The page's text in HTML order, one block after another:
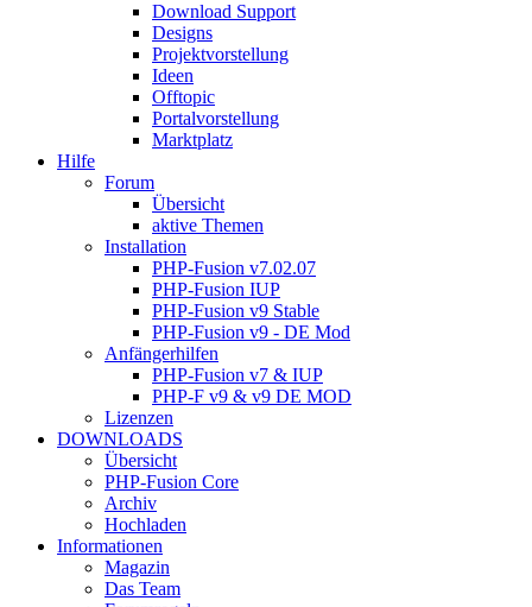
Download Support
Designs
Projektvorstellung
Ideen
Offtopic
Portalvorstellung
Marktplatz
Hilfe
Forum
Übersicht
aktive Themen
Installation
PHP-Fusion v7.02.07
PHP-Fusion IUP
PHP-Fusion v9 Stable
PHP-Fusion v9 - DE Mod
Anfängerhilfen
PHP-Fusion v7 & IUP
PHP-F v9 & v9 DE MOD
Lizenzen
DOWNLOADS
Übersicht
PHP-Fusion Core
Archiv
Hochladen
Informationen
Magazin
Das Team